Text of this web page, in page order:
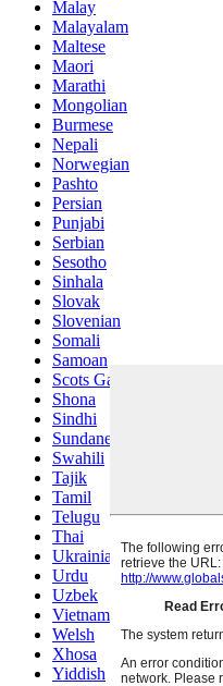
Malay
Malayalam
Maltese
Maori
Marathi
Mongolian
Burmese
Nepali
Norwegian
Pashto
Persian
Punjabi
Serbian
Sesotho
Sinhala
Slovak
Slovenian
Somali
Samoan
Scots Gaelic
Shona
Sindhi
Sundanese
Swahili
Tajik
Tamil
Telugu
Thai
Ukrainian
Urdu
Uzbek
Vietnamese
Welsh
Xhosa
Yiddish